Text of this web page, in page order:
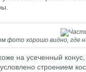
фото хорошо видно, где
на усеченный
строением